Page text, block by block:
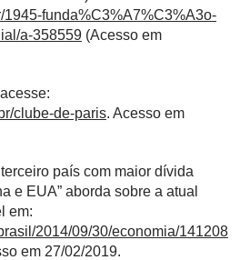
1945-funda%C3%A7%C3%A3o-
a-358559 (Acesso em
clube-de-paris. Acesso em
país com maior dívida
e EUA” aborda sobre a atual
em:
2014/09/30/economia/141208
em 27/02/2019.